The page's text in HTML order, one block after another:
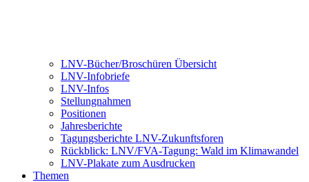
LNV-Bücher/Broschüren Übersicht
LNV-Infobriefe
LNV-Infos
Stellungnahmen
Positionen
Jahresberichte
Tagungsberichte LNV-Zukunftsforen
Rückblick: LNV/FVA-Tagung: Wald im Klimawandel
LNV-Plakate zum Ausdrucken
Themen